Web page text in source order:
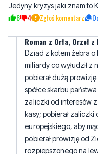
Roman z Orła, Orzeł z
Dziad z kotem żebra o
pobierał dużą
spółce skarbu
zaliczki od interesów
kasy; pobierał zaliczki
europejskiego, aby
pobierał prowizję od
rozpiepszonego na
wszystko... I co? Kasy
6 1 Zgłoś